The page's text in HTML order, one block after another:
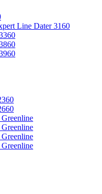
Line Dater 3160